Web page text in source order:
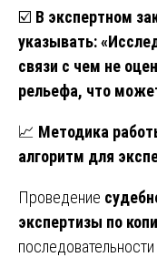
☑️ В экспертном
указывать:
связи с чем не
рельефа, что
📈 Методика
алгоритм для
Проведение
экспертизы по